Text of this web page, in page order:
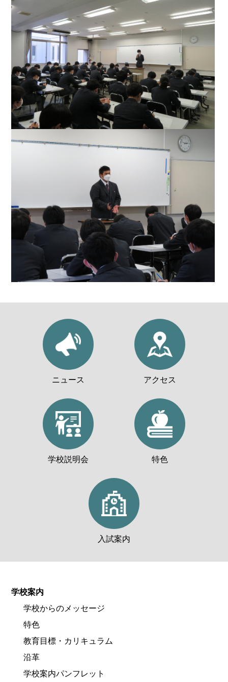
ニュース アクセス
学校説明会 特色
入試案内
学校案内
学校からのメッセージ
特色
教育目標・カリキュラム
沿革
学校案内パンフレット